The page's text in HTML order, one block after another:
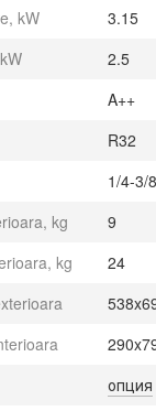
kW
3.15
2.5
A++
R32
1/4-3/8
kg
9
kg
24
опция